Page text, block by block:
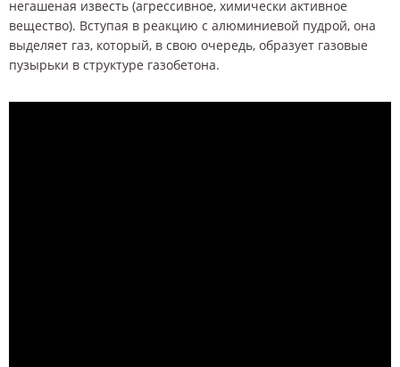
негашеная известь (агрессивное, химически активное
вещество). Вступая в реакцию с алюминиевой пудрой, она
выделяет газ, который, в свою очередь, образует газовые
пузырьки в структуре газобетона.